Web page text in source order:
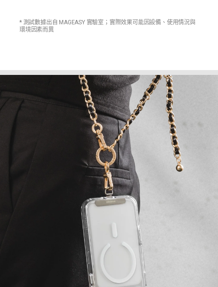
* 測試數據出自 MAGEASY 實驗室；實際效果可能因設備、使用情況與
環境因素而異